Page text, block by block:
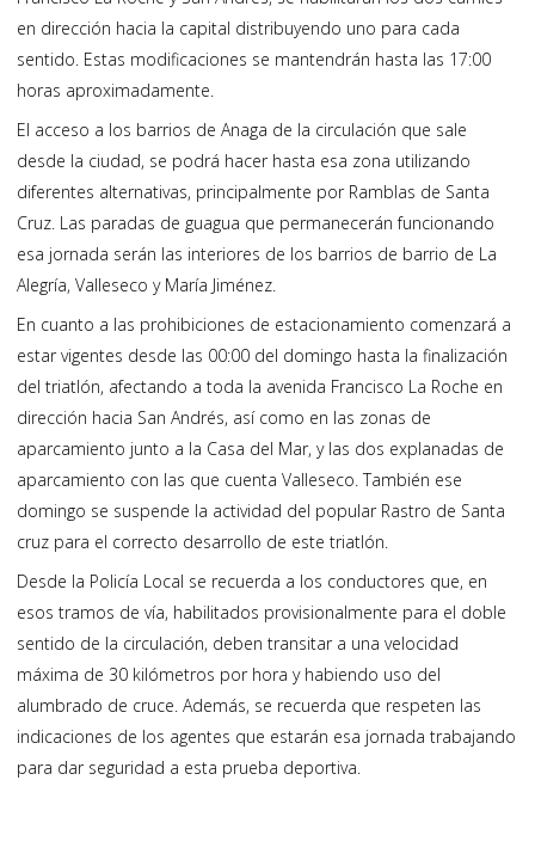
en dirección hacia la capital distribuyendo uno para cada
sentido. Estas modificaciones se mantendrán hasta las 17:00
horas aproximadamente.
El acceso a los barrios de Anaga de la circulación que sale
desde la ciudad, se podrá hacer hasta esa zona utilizando
diferentes alternativas, principalmente por Ramblas de Santa
Cruz. Las paradas de guagua que permanecerán funcionando
esa jornada serán las interiores de los barrios de barrio de La
Alegría, Valleseco y María Jiménez.
En cuanto a las prohibiciones de estacionamiento comenzará a
estar vigentes desde las 00:00 del domingo hasta la finalización
del triatlón, afectando a toda la avenida Francisco La Roche en
dirección hacia San Andrés, así como en las zonas de
aparcamiento junto a la Casa del Mar, y las dos explanadas de
aparcamiento con las que cuenta Valleseco. También ese
domingo se suspende la actividad del popular Rastro de Santa
cruz para el correcto desarrollo de este triatlón.
Desde la Policía Local se recuerda a los conductores que, en
esos tramos de vía, habilitados provisionalmente para el doble
sentido de la circulación, deben transitar a una velocidad
máxima de 30 kilómetros por hora y habiendo uso del
alumbrado de cruce. Además, se recuerda que respeten las
indicaciones de los agentes que estarán esa jornada trabajando
para dar seguridad a esta prueba deportiva.